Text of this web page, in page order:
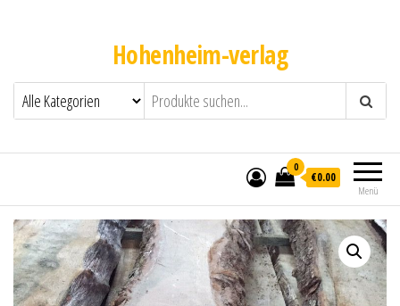
Hohenheim-verlag
Menü
0
€0.00